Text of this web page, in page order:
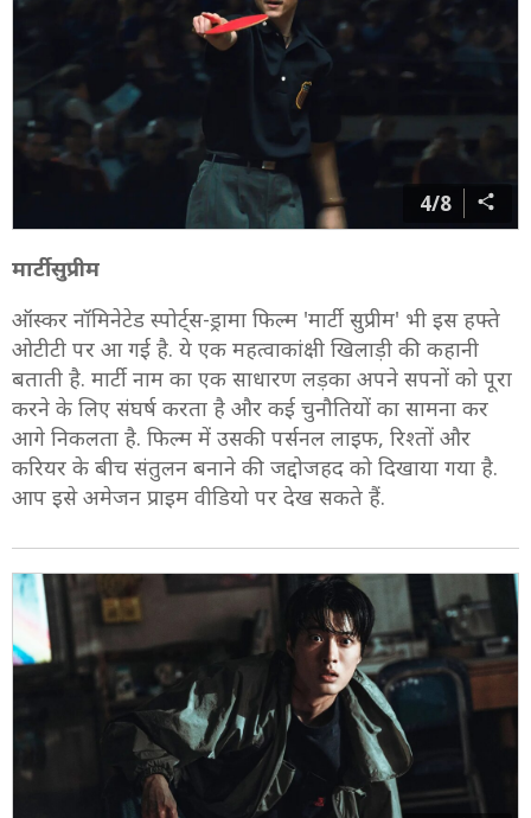
4/8
मार्टी सुप्रीम
ऑस्कर नॉमिनेटेड स्पोर्ट्स-ड्रामा फिल्म 'मार्टी सुप्रीम' भी इस हफ्ते
ओटीटी पर आ गई है. ये एक महत्वाकांक्षी खिलाड़ी की कहानी
बताती है. मार्टी नाम का एक साधारण लड़का अपने सपनों को पूरा
करने के लिए संघर्ष करता है और कई चुनौतियों का सामना कर
आगे निकलता है. फिल्म में उसकी पर्सनल लाइफ, रिश्तों और
करियर के बीच संतुलन बनाने की जद्दोजहद को दिखाया गया है.
आप इसे अमेजन प्राइम वीडियो पर देख सकते हैं.